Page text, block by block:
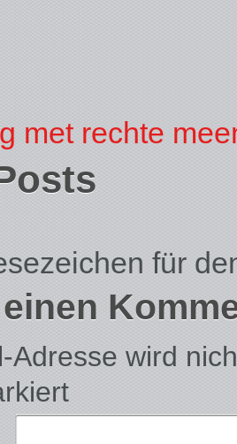
met rechte
für
Adresse wird